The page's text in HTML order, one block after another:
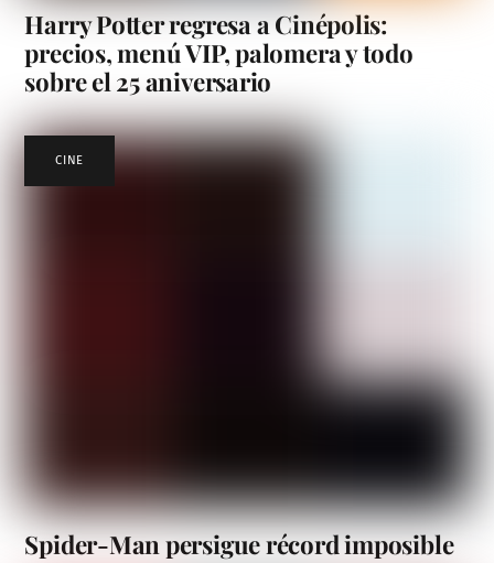
Harry Potter regresa a Cinépolis:
precios, menú VIP, palomera y todo
sobre el 25 aniversario
CINE
Spider-Man persigue récord imposible